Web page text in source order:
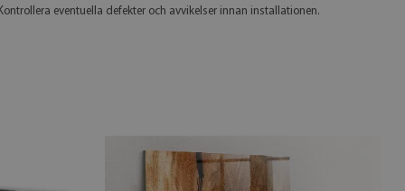
eventuella defekter och avvikelser innan installationen.